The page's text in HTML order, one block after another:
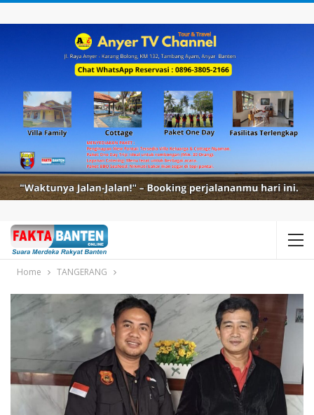
Home TANGERANG